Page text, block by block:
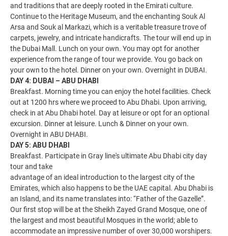
and traditions that are deeply rooted in the Emirati culture.
Continue to the Heritage Museum, and the enchanting Souk Al
Arsa and Souk al Markazi, which is a veritable treasure trove of
carpets, jewelry, and intricate handicrafts. The tour will end up in
the Dubai Mall. Lunch on your own. You may opt for another
experience from the range of tour we provide. You go back on
your own to the hotel. Dinner on your own. Overnight in DUBAI.
DAY 4: DUBAI – ABU DHABI
Breakfast. Morning time you can enjoy the hotel facilities. Check
out at 1200 hrs where we proceed to Abu Dhabi. Upon arriving,
check in at Abu Dhabi hotel. Day at leisure or opt for an optional
excursion. Dinner at leisure. Lunch & Dinner on your own.
Overnight in ABU DHABI.
DAY 5: ABU DHABI
Breakfast. Participate in Gray line's ultimate Abu Dhabi city day
tour and take
advantage of an ideal introduction to the largest city of the
Emirates, which also happens to be the UAE capital. Abu Dhabi is
an Island, and its name translates into: “Father of the Gazelle”.
Our first stop will be at the Sheikh Zayed Grand Mosque, one of
the largest and most beautiful Mosques in the world; able to
accommodate an impressive number of over 30,000 worshipers.